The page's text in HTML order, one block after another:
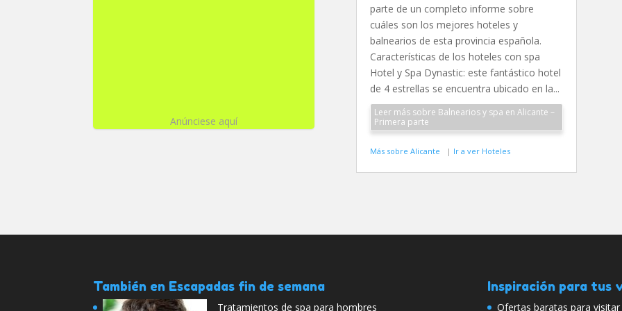
Anúnciese aquí
parte de un completo informe sobre
cuáles son los mejores hoteles y
balnearios de esta provincia española.
Características de los hoteles con spa
Hotel y Spa Dynastic: este fantástico hotel
de 4 estrellas se encuentra ubicado en la...
Leer más sobre Balnearios y spa en Alicante –
Primera parte
Más sobre Alicante | Ir a ver Hoteles
También en Escapadas fin de semana
Tratamientos de spa para hombres
Inspiración para tus
Ofertas baratas para visitar